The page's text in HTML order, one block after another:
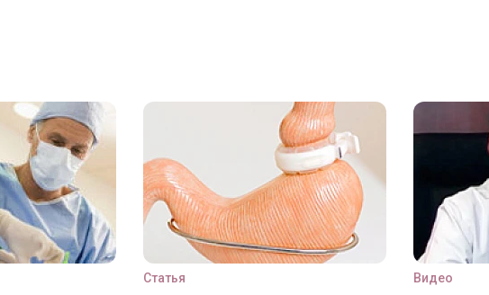
Статья Видео